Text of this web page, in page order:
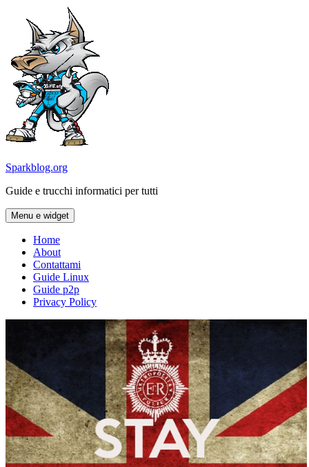
contenuto
Sparkblog.org
Guide e trucchi informatici per tutti
Menu e widget
Home
About
Contattami
Guide Linux
Guide p2p
Privacy Policy